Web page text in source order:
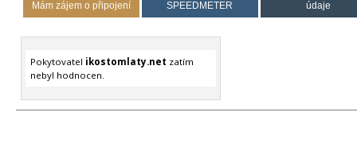
Mám zájem o připojení
SPEEDMETER
údaje
Pokytovatel ikostomlaty.net zatím
nebyl hodnocen.